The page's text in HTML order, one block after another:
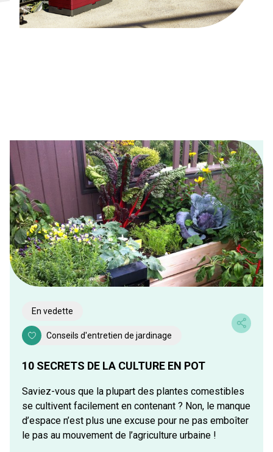
En vedette
Conseils d'entretien de jardinage
10 SECRETS DE LA CULTURE EN POT
Saviez-vous que la plupart des plantes comestibles
se cultivent facilement en contenant ? Non, le manque
d’espace n’est plus une excuse pour ne pas emboîter
le pas au mouvement de l’agriculture urbaine !